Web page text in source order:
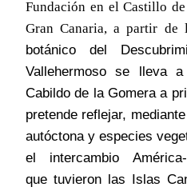
Fundación en el Castillo
Gran Canaria, a partir de
botánico del
Vallehermoso se lleva
Cabildo de la Gomera a
pretende reflejar,
autóctona y especies
el intercambio
que tuvieron las Islas